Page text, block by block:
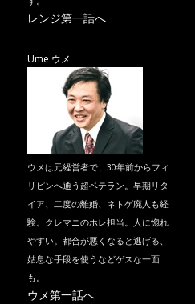
レンジ第一話へ
Ume ウメ
ウメは元経営者で、30年前からフィ
リピンへ通う超ベテラン。早期リタ
イア、二度の離婚、ネトゲ廃人も経
験。クレマニのホレ担当。人に惚れ
やすい。都合が悪くなると逃げる、
姑息な手段を使うなどゲスな一面
も。
ウメ第一話へ